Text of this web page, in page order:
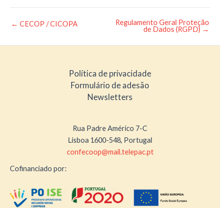
Post
← CECOP / CICOPA
Regulamento Geral Proteção
de Dados (RGPD) →
Política de privacidade
Formulário de adesão
Newsletters
Rua Padre Américo 7-C
Lisboa 1600-548, Portugal
confecoop@mail.telepac.pt
Cofinanciado por: